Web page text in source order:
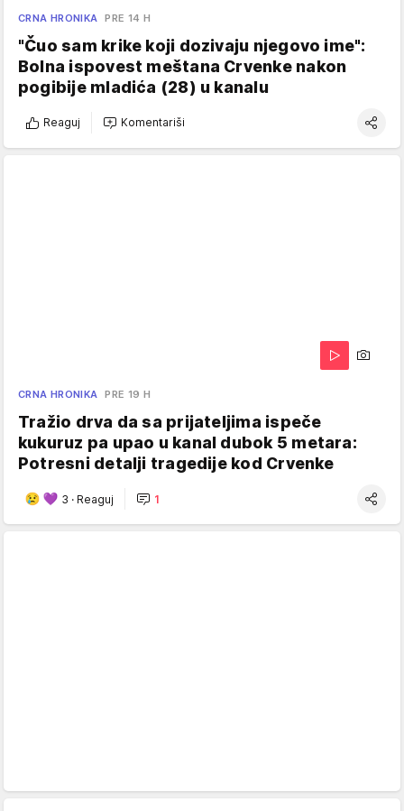
CRNA HRONIKA PRE 14 H
"Čuo sam krike koji dozivaju njegovo ime":
Bolna ispovest meštana Crvenke nakon
pogibije mladića (28) u kanalu
Reaguj Komentariši
CRNA HRONIKA PRE 19 H
Tražio drva da sa prijateljima ispeče
kukuruz pa upao u kanal dubok 5 metara:
Potresni detalji tragedije kod Crvenke
3 · Reaguj 1